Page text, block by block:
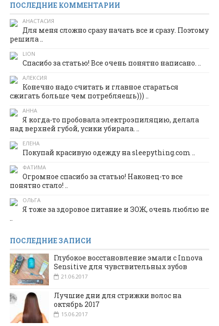
ПОСЛЕДНИЕ КОММЕНТАРИИ
АНАСТАСИЯ
Для меня сложно сразу начать все и сразу. Поэтому
решила ..
LION
Спасибо за статью! Все очень понятно написано. ..
АЛЕКСИЯ
Конечно надо считать и главное стараться
сжигать больше чем потребляешь))) ..
АННА
Я когда-то пробовала электроэпиляцию, делала
над верхней губой, усики убирала. ..
ЕЛЕНА
Покупай красивую одежду на sleepything.com ..
ФАТИМА
Огромное спасибо за статью! Наконец-то все
понятно стало! ..
ОЛЬГА
Я тоже за здоровое питание и ЗОЖ, очень люблю не
..
ПОСЛЕДНИЕ ЗАПИСИ
Глубокое восстановление эмали с Innova
Sensitive для чувствительных зубов
21.06.2017
Лучшие дни для стрижки волос на
октябрь 2017
15.06.2017